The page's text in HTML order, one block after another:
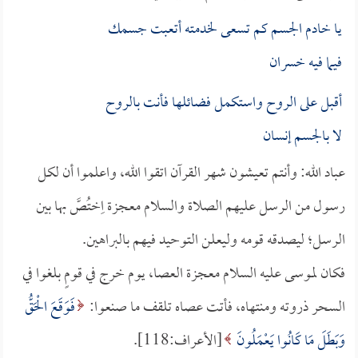
يا خادم الجسم كم تسعى لخدمته أتعبت جسمك
فيما فيه خسران
أقبل على الروح واستكمل فضائلها فأنت بالروح
لا بالجسم إنسان
عباد الله: وأنتم تعيشون شهر القرآن اتقوا الله، واعلموا أن لكل
رسول من الرسل عليهم الصلاة والسلام معجزة اِختُصَّ بها بين
الرسل؛ ليصدقه قومه وليعلن التوحيد فيهم بالبراهين.
فكان لموسى عليه السلام معجزة العصا، يوم خرج في قومٍ بلغوا في
السحر ذروته ومنتهاه، فأتت عصاه تلقف ما صنعوا: فَوَقَعَ الْحَقُّ
وَبَطَلَ مَا كَانُوا يَعْمَلُونَ [الأعراف:118].